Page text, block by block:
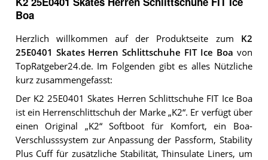
Boa
Herzlich willkommen auf der Produktseite zum K2
25E0401 Skates Herren Schlittschuhe FIT Ice Boa von
TopRatgeber24.de. Im Folgenden gibt es alles Nützliche
kurz zusammengefasst:
Der K2 25E0401 Skates Herren Schlittschuhe FIT Ice Boa
ist ein Herrenschlittschuh der Marke „K2“. Er verfügt über
einen Original „K2“ Softboot für Komfort, ein Boa-
Verschlusssystem zur Anpassung der Passform, Stability
Plus Cuff für zusätzliche Stabilität, Thinsulate Liners, um